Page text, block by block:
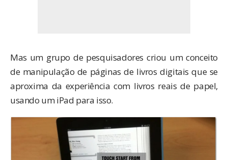
Mas um grupo de pesquisadores criou um conceito
de manipulação de páginas de livros digitais que se
aproxima da experiência com livros reais de papel,
usando um iPad para isso.